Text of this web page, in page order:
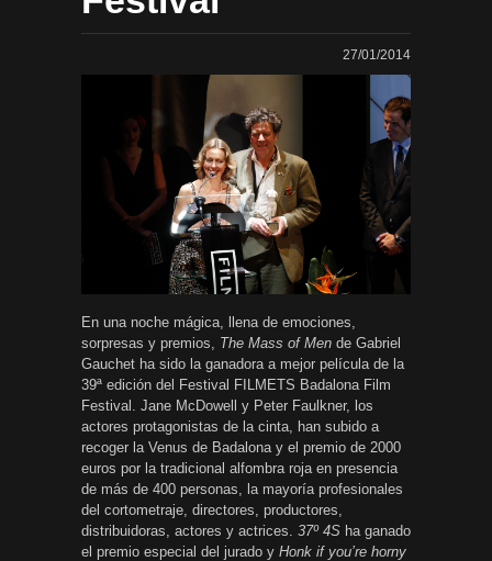
27/01/2014
En una noche mágica, llena de emociones,
sorpresas y premios, The Mass of Men de Gabriel
Gauchet ha sido la ganadora a mejor película de la
39ª edición del Festival FILMETS Badalona Film
Festival. Jane McDowell y Peter Faulkner, los
actores protagonistas de la cinta, han subido a
recoger la Venus de Badalona y el premio de 2000
euros por la tradicional alfombra roja en presencia
de más de 400 personas, la mayoría profesionales
del cortometraje, directores, productores,
distribuidoras, actores y actrices. 37º 4S ha ganado
el premio especial del jurado y Honk if you’re horny